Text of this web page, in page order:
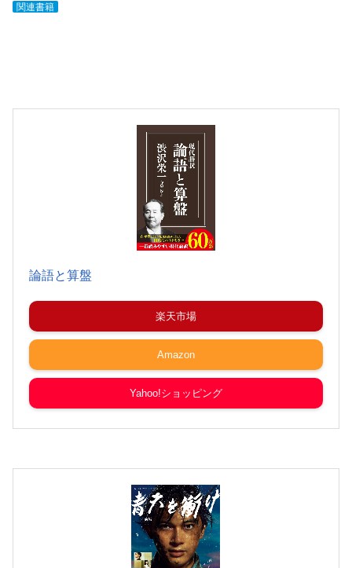
関連書籍
論語と算盤
楽天市場
Amazon
Yahoo!ショッピング